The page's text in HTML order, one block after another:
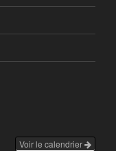
Voir le calendrier